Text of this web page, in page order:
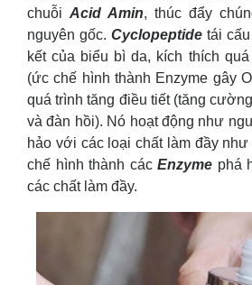
chuỗi Acid Amin, thúc đẩy
nguyên gốc. Cyclopeptidetái cấu
kết của biểu bì da, kích thích
(ức chế hình thành Enzyme gây
quá trình tăng điều tiết (tăng
và đàn hồi). Nó hoạt động như
hảo với các loại chất làm đầy
chế hình thành các Enzyme phá
các chất làm đầy.